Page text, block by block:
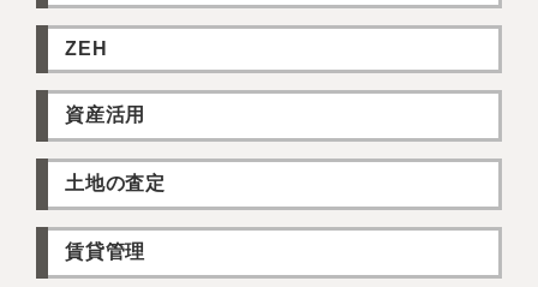
ZEH
資産活用
土地の査定
賃貸管理